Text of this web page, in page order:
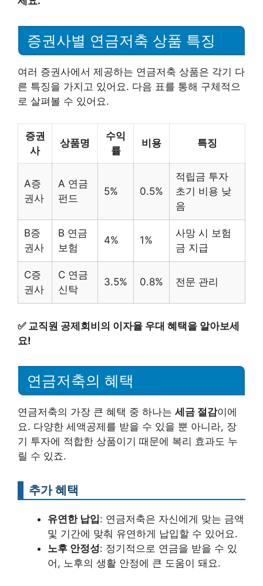
증권사별 연금저축 상품 특징
여러 증권사에서 제공하는 연금저축 상품은 각기 다
른 특징을 가지고 있어요. 다음 표를 통해 구체적으
로 살펴볼 수 있어요.
증권
사
상품명
수익
률
비용 특징
A증
권사
A 연금
펀드
5% 0.5%
적립금 투자
초기 비용 낮
음
B증
권사
B 연금
보험
4% 1%
사망 시 보험
금 지급
C증
권사
C 연금
신탁
3.5% 0.8% 전문 관리
✅ 교직원 공제회비의 이자율 우대 혜택을 알아보세
요!
연금저축의 혜택
연금저축의 가장 큰 혜택 중 하나는 세금 절감이에
요. 다양한 세액공제를 받을 수 있을 뿐 아니라, 장
기 투자에 적합한 상품이기 때문에 복리 효과도 누
릴 수 있죠.
추가 혜택
유연한 납입: 연금저축은 자신에게 맞는 금액
및 기간에 맞춰 유연하게 납입할 수 있어요.
노후 안정성: 정기적으로 연금을 받을 수 있
어, 노후의 생활 안정에 큰 도움이 돼요.